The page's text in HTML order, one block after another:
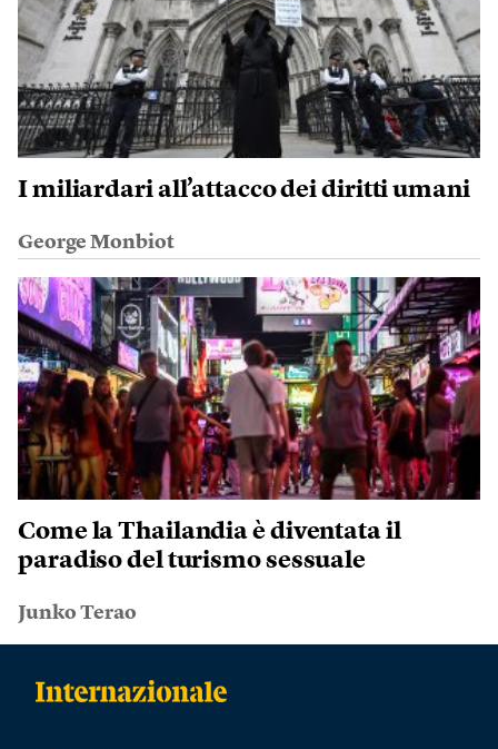
I miliardari all’attacco dei diritti umani
George Monbiot
Come la Thailandia è diventata il
paradiso del turismo sessuale
Junko Terao